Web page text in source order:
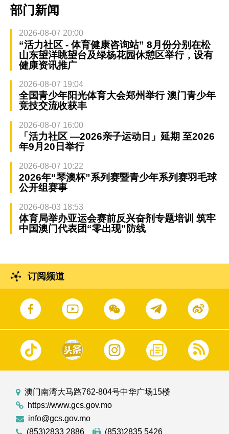
部门新闻
2026-08-07 20:00
“活力社区 - 体育健康咨询站” 8月份分别在松
山东望洋眺望台及绿杨花园休憩区举行，设有
健康资讯推广
2026-08-07 19:04
全国青少年阳光体育大会郑州举行 澳门青少年
竞技交流收获丰
2026-08-07 16:00
「活力社区 —2026亲子运动日」延期 至2026
年9月20日举行
2026-08-07 10:22
2026年“琴澳杯”系列赛暨青少年系列赛羽毛球
公开组赛事
2026-08-03 18:53
体育局举办亚运会赛前反兴奋剂专题培训 筑牢
中国澳门代表团“零出现”防线
订阅频道
澳门南湾大马路762-804号中华广场15楼
https://www.gcs.gov.mo
info@gcs.gov.mo
(853)2833 2886
(853)2835 5426